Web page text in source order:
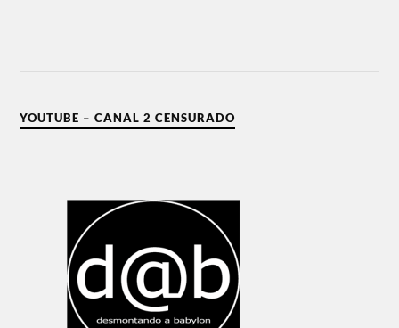
YOUTUBE – CANAL 2 CENSURADO